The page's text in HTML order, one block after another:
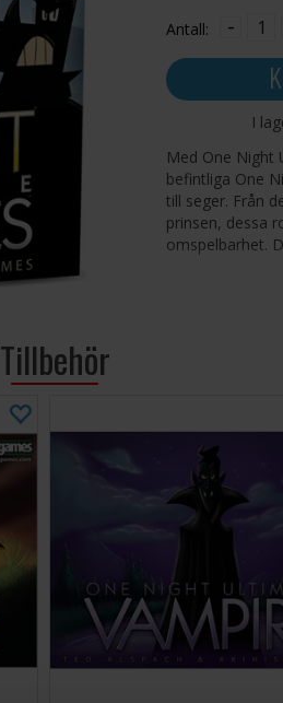
Antall: -
I
Med One Night
befintliga One
till seger. Från
prinsen, dessa
omspelbarhet.
Dessa roller är
Antal spelare: 3-
Ålder: 8+
Speltid: 10
Språk:
Engelska
LÄNKAR:
One Night
Tillbehör